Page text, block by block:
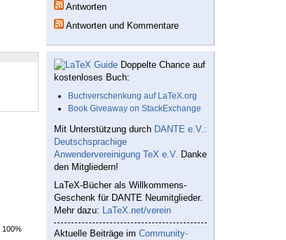
100%
Antworten
Antworten und Kommentare
Doppelte Chance auf
kostenloses Buch:
Buchverschenkung auf LaTeX.org
Book Giveaway on StackExchange
Mit Unterstützung durch DANTE e.V.:
Deutschsprachige
Anwendervereinigung TeX e.V. Danke
den Mitgliedern!
LaTeX-Bücher als Willkommens-
Geschenk für DANTE Neumitglieder.
Mehr dazu: LaTeX.net/verein
Aktuelle Beiträge im Community-